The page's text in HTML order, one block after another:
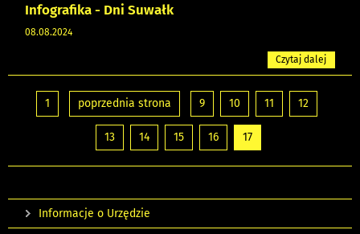
Infografika - Dni Suwałk
08.08.2024
Czytaj dalej
1 poprzednia strona 9 10 11 12
13 14 15 16 17
Informacje o Urzędzie